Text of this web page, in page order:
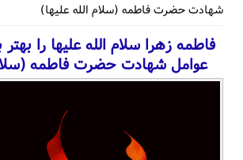
شهادت حضرت فاطمه (سلام الله علیها)
عوامل شهادت حضرت فاطمه (سلام